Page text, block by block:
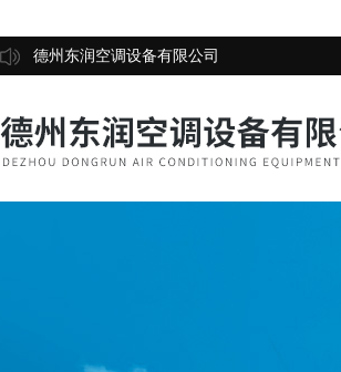
德州东润空调设备有限公司